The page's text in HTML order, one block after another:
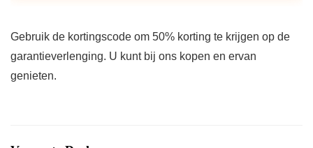
Gebruik de kortingscode om 50% korting te krijgen op de
garantieverlenging. U kunt bij ons kopen en ervan
genieten.